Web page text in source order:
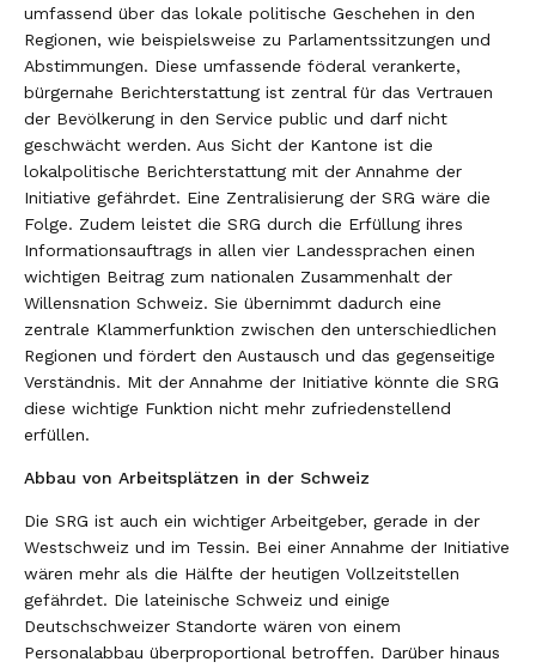
umfassend über das lokale politische Geschehen in den
Regionen, wie beispielsweise zu Parlamentssitzungen und
Abstimmungen. Diese umfassende föderal verankerte,
bürgernahe Berichterstattung ist zentral für das Vertrauen
der Bevölkerung in den Service public und darf nicht
geschwächt werden. Aus Sicht der Kantone ist die
lokalpolitische Berichterstattung mit der Annahme der
Initiative gefährdet. Eine Zentralisierung der SRG wäre die
Folge. Zudem leistet die SRG durch die Erfüllung ihres
Informationsauftrags in allen vier Landessprachen einen
wichtigen Beitrag zum nationalen Zusammenhalt der
Willensnation Schweiz. Sie übernimmt dadurch eine
zentrale Klammerfunktion zwischen den unterschiedlichen
Regionen und fördert den Austausch und das gegenseitige
Verständnis. Mit der Annahme der Initiative könnte die SRG
diese wichtige Funktion nicht mehr zufriedenstellend
erfüllen.
Abbau von Arbeitsplätzen in der Schweiz
Die SRG ist auch ein wichtiger Arbeitgeber, gerade in der
Westschweiz und im Tessin. Bei einer Annahme der Initiative
wären mehr als die Hälfte der heutigen Vollzeitstellen
gefährdet. Die lateinische Schweiz und einige
Deutschschweizer Standorte wären von einem
Personalabbau überproportional betroffen. Darüber hinaus